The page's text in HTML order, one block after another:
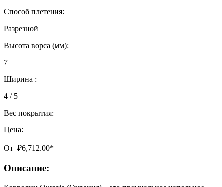
Способ плетения:
Разрезной
Высота ворса (мм):
7
Ширина :
4 / 5
Вес покрытия:
Цена:
От ₽6,712.00*
Описание: